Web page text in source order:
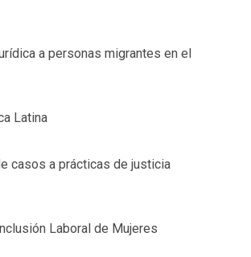
a personas migrantes en el
Latina
casos a prácticas de justicia
Laboral de Mujeres